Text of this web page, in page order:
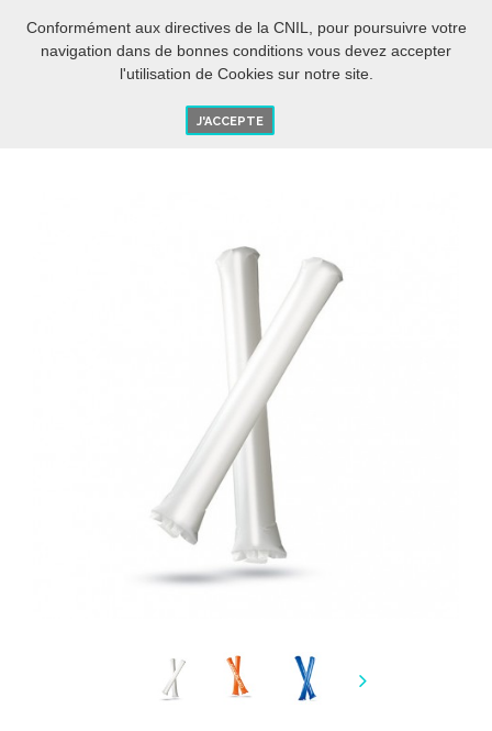
Conformément aux directives de la CNIL, pour poursuivre votre
navigation dans de bonnes conditions vous devez accepter
l'utilisation de Cookies sur notre site.
J'ACCEPTE